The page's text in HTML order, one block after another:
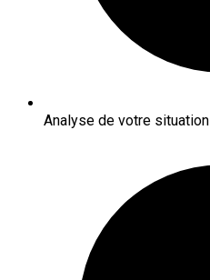
Analyse de votre situation